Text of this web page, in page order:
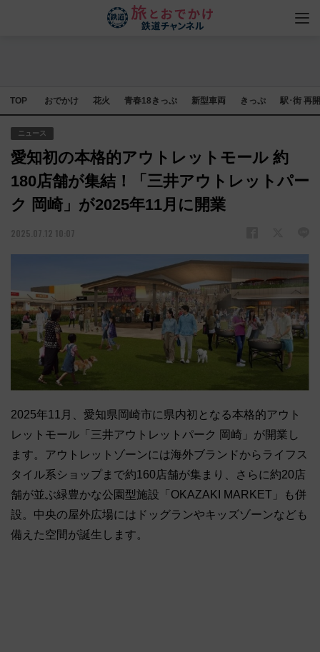
TOP おでかけ 花火 青春18きっぷ 新型車両 きっぷ 駅･街 再
ニュース
愛知初の本格的アウトレットモール 約
180店舗が集結！「三井アウトレットパー
ク 岡崎」が2025年11月に開業
2025.07.12 10:07
2025年11月、愛知県岡崎市に県内初となる本格的アウト
レットモール「三井アウトレットパーク 岡崎」が開業し
ます。アウトレットゾーンには海外ブランドからライフス
タイル系ショップまで約160店舗が集まり、さらに約20店
舗が並ぶ緑豊かな公園型施設「OKAZAKI MARKET」も併
設。中央の屋外広場にはドッグランやキッズゾーンなども
備えた空間が誕生します。